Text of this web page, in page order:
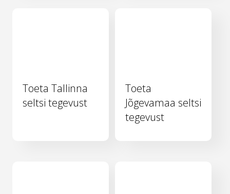
Toeta Tallinna
seltsi tegevust
Toeta
Jõgevamaa seltsi
tegevust